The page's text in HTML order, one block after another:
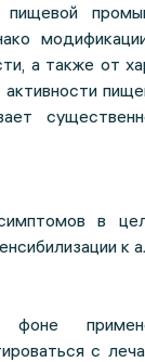
а также от
в
к
с